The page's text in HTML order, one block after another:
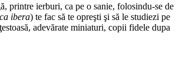
printre ierburi, ca pe o sanie, folosindu-se de
ibera) te fac să te opreşti şi să le studiezi pe
adevărate miniaturi, copii fidele dupa